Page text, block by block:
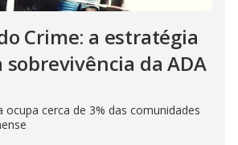
Crime: a estratégia
sobrevivência da ADA
ocupa cerca de 3% das comunidades